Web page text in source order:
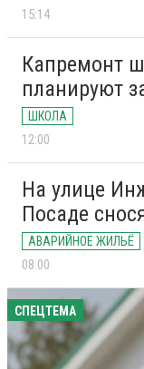
15:14
Капремонт
планируют
ШКОЛА
12:00
На улице
Посаде
АВАРИЙНОЕ ЖИЛЬЁ
08:00
СПЕЦТЕМА